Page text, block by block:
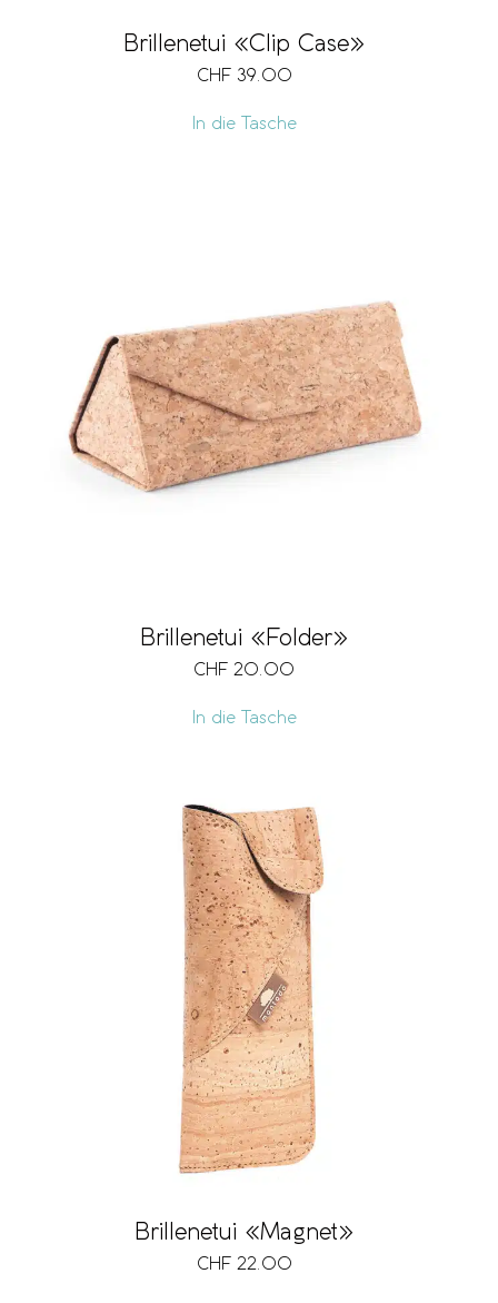
Brillenetui «Clip Case»
CHF 39.00
In die Tasche
Brillenetui «Folder»
CHF 20.00
In die Tasche
Brillenetui «Magnet»
CHF 22.00